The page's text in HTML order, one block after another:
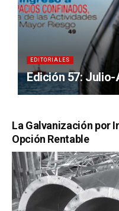
EDITORIALES
Edición 57:
La Galvanización por
Opción Rentable